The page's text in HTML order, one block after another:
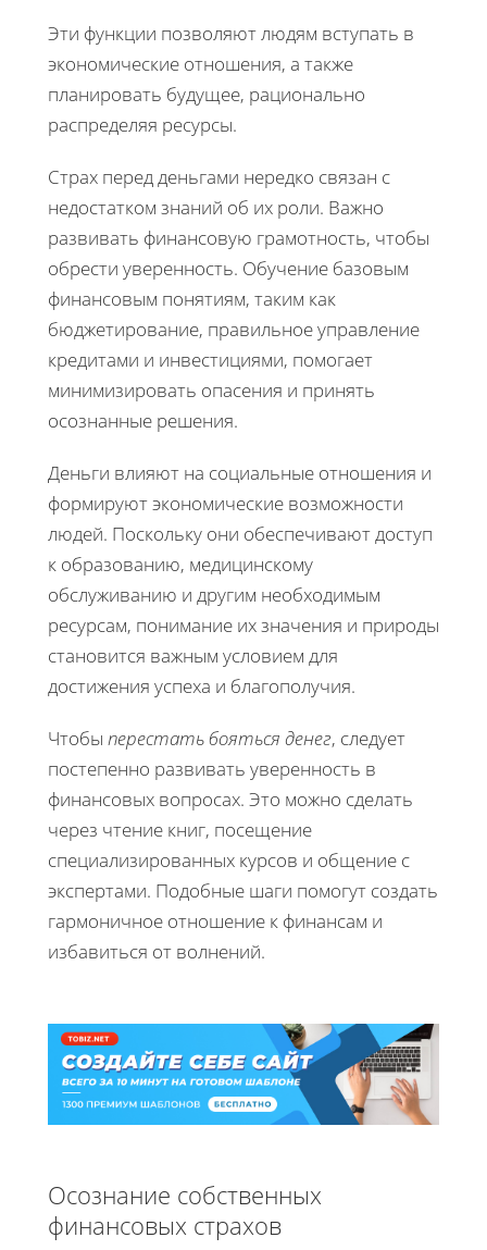
Эти функции позволяют людям вступать в
экономические отношения, а также
планировать будущее, рационально
распределяя ресурсы.
Страх перед деньгами нередко связан с
недостатком знаний об их роли. Важно
развивать финансовую грамотность, чтобы
обрести уверенность. Обучение базовым
финансовым понятиям, таким как
бюджетирование, правильное управление
кредитами и инвестициями, помогает
минимизировать опасения и принять
осознанные решения.
Деньги влияют на социальные отношения и
формируют экономические возможности
людей. Поскольку они обеспечивают доступ
к образованию, медицинскому
обслуживанию и другим необходимым
ресурсам, понимание их значения и природы
становится важным условием для
достижения успеха и благополучия.
Чтобы перестать бояться денег, следует
постепенно развивать уверенность в
финансовых вопросах. Это можно сделать
через чтение книг, посещение
специализированных курсов и общение с
экспертами. Подобные шаги помогут создать
гармоничное отношение к финансам и
избавиться от волнений.
Осознание собственных
финансовых страхов